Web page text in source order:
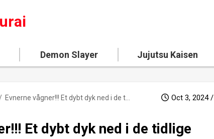
Demon Slayer Jujutsu Kaisen
/ Oct 3, 2024 /
Et dybt dyk ned i de tidlige